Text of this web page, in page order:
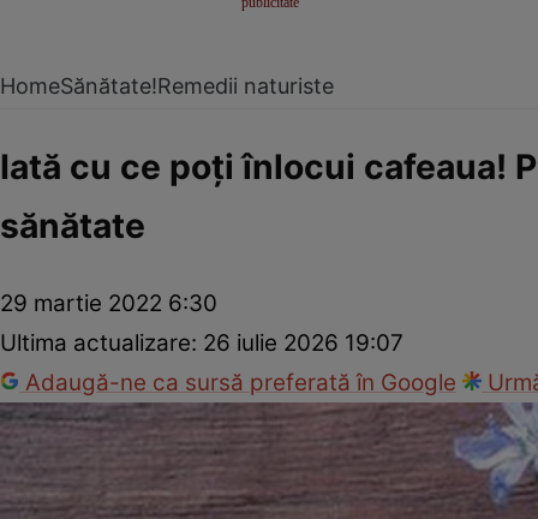
HomeSănătate!Remedii naturiste
Iată cu ce poţi înlocui cafeaua!
sănătate
29 martie 2022 6:30
Ultima actualizare: 26 iulie 2026 19:07
Adaugă-ne ca sursă preferată în Google